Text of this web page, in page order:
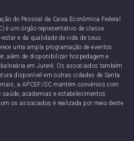
do Pessoal da Caixa Econômica Federal
é um órgão representativo de classe
e da qualidade de vida de seus
uma ampla programação de eventos
além de disponibilizar hospedagem e
em Jurerê. Os associados também
disponível em outras cidades de Santa
a APCEF/SC mantém convênios com
academias e estabelecimentos
os associados é realizada por meio deste